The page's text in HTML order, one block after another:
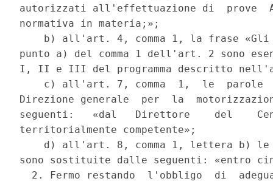
autorizzati all'effettuazione di  prove
normativa in materia;»;
b) all'art. 4, comma 1, la frase
punto a) del comma 1 dell'art. 2 sono
I, II e III del programma descritto
c) all'art. 7, comma  1,  le  parole
Direzione generale  per  la
seguenti:   «dal   Direttore    del
territorialmente competente»;
d) all'art. 8, comma 1, lettera b)
sono sostituite dalle seguenti: «entro
2. Fermo restando  l'obbligo  di